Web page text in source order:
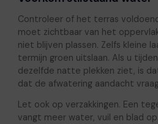
Controleer of het terras
moet zichtbaar van het
niet blijven plassen. Zelfs kleine
termijn groen uitslaan. Als u
dezelfde natte plekken ziet, is
dat de afwatering aandacht
Let ook op verzakkingen. Een
vangt meer water, vuil en blad